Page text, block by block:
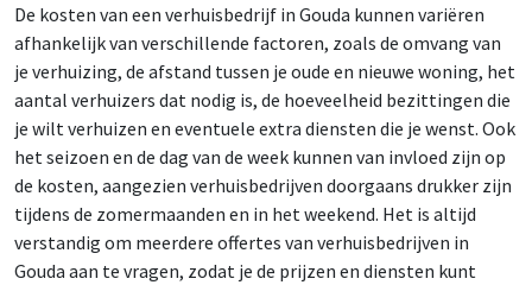
De kosten van een verhuisbedrijf in Gouda kunnen variëren
afhankelijk van verschillende factoren, zoals de omvang van
je verhuizing, de afstand tussen je oude en nieuwe woning, het
aantal verhuizers dat nodig is, de hoeveelheid bezittingen die
je wilt verhuizen en eventuele extra diensten die je wenst. Ook
het seizoen en de dag van de week kunnen van invloed zijn op
de kosten, aangezien verhuisbedrijven doorgaans drukker zijn
tijdens de zomermaanden en in het weekend. Het is altijd
verstandig om meerdere offertes van verhuisbedrijven in
Gouda aan te vragen, zodat je de prijzen en diensten kunt